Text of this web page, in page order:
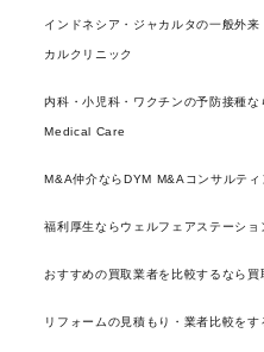
インドネシア・ジャカルタの一般外
カルクリニック
内科・小児科・ワクチンの予防接種
Medical Care
M&A仲介ならDYM M&Aコンサルティ
福利厚生ならウェルフェアステーショ
おすすめの買取業者を比較するなら買
リフォームの見積もり・業者比較を